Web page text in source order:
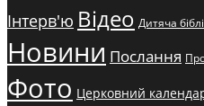
Інтерв'ю Відео Дитяча
Новини Послання
Фото Церковний